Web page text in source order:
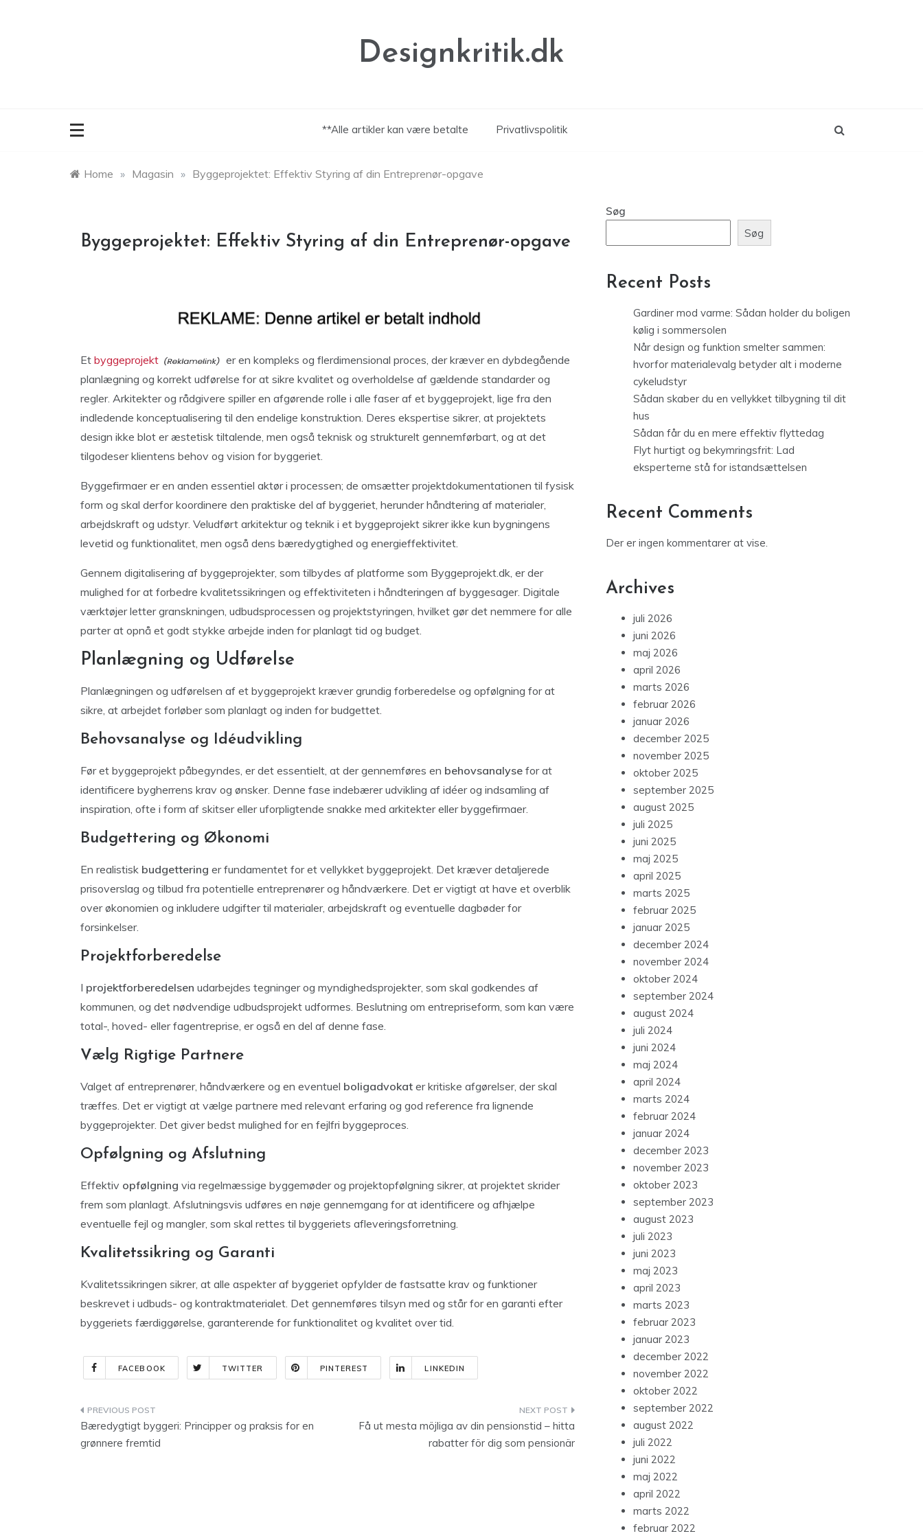
Designkritik.dk
**Alle artikler kan være betalte Privatlivspolitik
Home » Magasin » Byggeprojektet: Effektiv Styring af din Entreprenør-opgave
Byggeprojektet: Effektiv Styring af din Entreprenør-opgave
Et byggeprojekt
er en kompleks og flerdimensional proces, der kræver en dybdegående
planlægning og korrekt udførelse for at sikre kvalitet og overholdelse af gældende standarder og
regler. Arkitekter og rådgivere spiller en afgørende rolle i alle faser af et byggeprojekt, lige fra den
indledende konceptualisering til den endelige konstruktion. Deres ekspertise sikrer, at projektets
design ikke blot er æstetisk tiltalende, men også teknisk og strukturelt gennemførbart, og at det
tilgodeser klientens behov og vision for byggeriet.
Byggefirmaer er en anden essentiel aktør i processen; de omsætter projektdokumentationen til fysisk
form og skal derfor koordinere den praktiske del af byggeriet, herunder håndtering af materialer,
arbejdskraft og udstyr. Veludført arkitektur og teknik i et byggeprojekt sikrer ikke kun bygningens
levetid og funktionalitet, men også dens bæredygtighed og energieffektivitet.
Gennem digitalisering af byggeprojekter, som tilbydes af platforme som Byggeprojekt.dk, er der
mulighed for at forbedre kvalitetssikringen og effektiviteten i håndteringen af byggesager. Digitale
værktøjer letter granskningen, udbudsprocessen og projektstyringen, hvilket gør det nemmere for alle
parter at opnå et godt stykke arbejde inden for planlagt tid og budget.
Planlægning og Udførelse
Planlægningen og udførelsen af et byggeprojekt kræver grundig forberedelse og opfølgning for at
sikre, at arbejdet forløber som planlagt og inden for budgettet.
Behovsanalyse og Idéudvikling
Før et byggeprojekt påbegyndes, er det essentielt, at der gennemføres en behovsanalyse for at
identificere bygherrens krav og ønsker. Denne fase indebærer udvikling af idéer og indsamling af
inspiration, ofte i form af skitser eller uforpligtende snakke med arkitekter eller byggefirmaer.
Budgettering og Økonomi
En realistisk budgettering er fundamentet for et vellykket byggeprojekt. Det kræver detaljerede
prisoverslag og tilbud fra potentielle entreprenører og håndværkere. Det er vigtigt at have et overblik
over økonomien og inkludere udgifter til materialer, arbejdskraft og eventuelle dagbøder for
forsinkelser.
Projektforberedelse
I projektforberedelsen udarbejdes tegninger og myndighedsprojekter, som skal godkendes af
kommunen, og det nødvendige udbudsprojekt udformes. Beslutning om entrepriseform, som kan være
total-, hoved- eller fagentreprise, er også en del af denne fase.
Vælg Rigtige Partnere
Valget af entreprenører, håndværkere og en eventuel boligadvokat er kritiske afgørelser, der skal
træffes. Det er vigtigt at vælge partnere med relevant erfaring og god reference fra lignende
byggeprojekter. Det giver bedst mulighed for en fejlfri byggeproces.
Opfølgning og Afslutning
Effektiv opfølgning via regelmæssige byggemøder og projektopfølgning sikrer, at projektet skrider
frem som planlagt. Afslutningsvis udføres en nøje gennemgang for at identificere og afhjælpe
eventuelle fejl og mangler, som skal rettes til byggeriets afleveringsforretning.
Kvalitetssikring og Garanti
Kvalitetssikringen sikrer, at alle aspekter af byggeriet opfylder de fastsatte krav og funktioner
beskrevet i udbuds- og kontraktmaterialet. Det gennemføres tilsyn med og står for en garanti efter
byggeriets færdiggørelse, garanterende for funktionalitet og kvalitet over tid.
FACEBOOK TWITTER PINTEREST LINKEDIN
Indlægsnavigation
Bæredygtigt byggeri: Principper og praksis for en
grønnere fremtid
Få ut mesta möjliga av din pensionstid – hitta
rabatter för dig som pensionär
Søg
Søg
Recent Posts
Gardiner mod varme: Sådan holder du boligen
kølig i sommersolen
Når design og funktion smelter sammen:
hvorfor materialevalg betyder alt i moderne
cykeludstyr
Sådan skaber du en vellykket tilbygning til dit
hus
Sådan får du en mere effektiv flyttedag
Flyt hurtigt og bekymringsfrit: Lad
eksperterne stå for istandsættelsen
Recent Comments
Der er ingen kommentarer at vise.
Archives
juli 2026
juni 2026
maj 2026
april 2026
marts 2026
februar 2026
januar 2026
december 2025
november 2025
oktober 2025
september 2025
august 2025
juli 2025
juni 2025
maj 2025
april 2025
marts 2025
februar 2025
januar 2025
december 2024
november 2024
oktober 2024
september 2024
august 2024
juli 2024
juni 2024
maj 2024
april 2024
marts 2024
februar 2024
januar 2024
december 2023
november 2023
oktober 2023
september 2023
august 2023
juli 2023
juni 2023
maj 2023
april 2023
marts 2023
februar 2023
januar 2023
december 2022
november 2022
oktober 2022
september 2022
august 2022
juli 2022
juni 2022
maj 2022
april 2022
marts 2022
februar 2022